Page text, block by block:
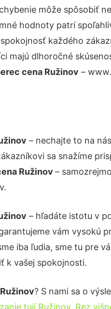
môže spôsobiť
hodnoty patrí
každého
majú dlhoročné
cena Ružinov –
– nechajte to na
sa snažíme
Ružinov –
– hľadáte istotu v
vám vysokú
iba ľudia, sme tu pre
k vašej spokojnosti.
? S nami sa o
tují Ružinov, Rez